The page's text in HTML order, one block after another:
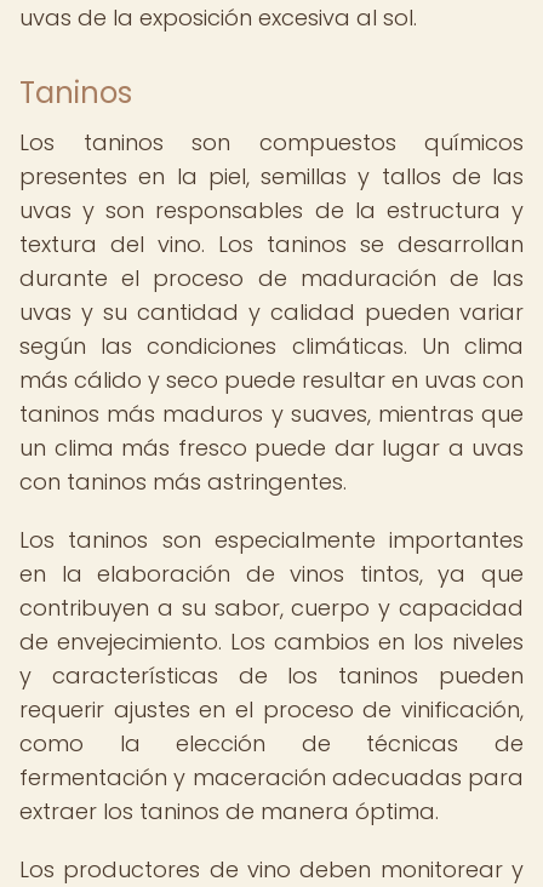
uvas de la exposición excesiva al sol.
Taninos
Los taninos son compuestos químicos
presentes en la piel, semillas y tallos de las
uvas y son responsables de la estructura y
textura del vino. Los taninos se desarrollan
durante el proceso de maduración de las
uvas y su cantidad y calidad pueden variar
según las condiciones climáticas. Un clima
más cálido y seco puede resultar en uvas con
taninos más maduros y suaves, mientras que
un clima más fresco puede dar lugar a uvas
con taninos más astringentes.
Los taninos son especialmente importantes
en la elaboración de vinos tintos, ya que
contribuyen a su sabor, cuerpo y capacidad
de envejecimiento. Los cambios en los niveles
y características de los taninos pueden
requerir ajustes en el proceso de vinificación,
como la elección de técnicas de
fermentación y maceración adecuadas para
extraer los taninos de manera óptima.
Los productores de vino deben monitorear y